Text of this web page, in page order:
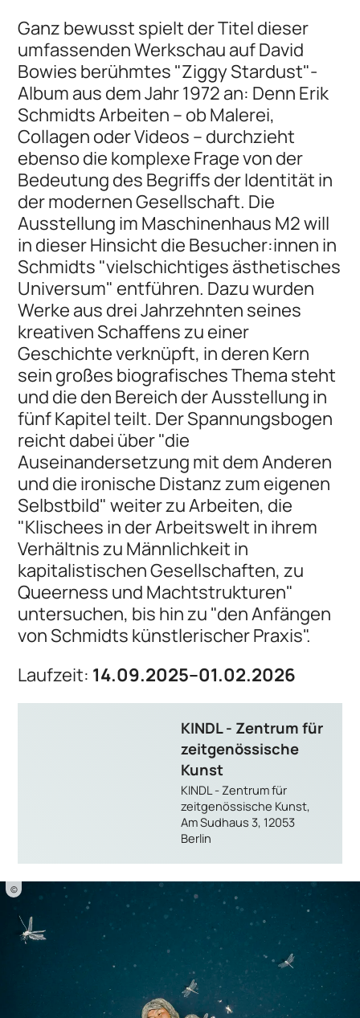
Ganz bewusst spielt der Titel dieser
umfassenden Werkschau auf David
Bowies berühmtes "Ziggy Stardust"-
Album aus dem Jahr 1972 an: Denn Erik
Schmidts Arbeiten – ob Malerei,
Collagen oder Videos – durchzieht
ebenso die komplexe Frage von der
Bedeutung des Begriffs der Identität in
der modernen Gesellschaft. Die
Ausstellung im Maschinenhaus M2 will
in dieser Hinsicht die Besucher:innen in
Schmidts "vielschichtiges ästhetisches
Universum" entführen. Dazu wurden
Werke aus drei Jahrzehnten seines
kreativen Schaffens zu einer
Geschichte verknüpft, in deren Kern
sein großes biografisches Thema steht
und die den Bereich der Ausstellung in
fünf Kapitel teilt. Der Spannungsbogen
reicht dabei über "die
Auseinandersetzung mit dem Anderen
und die ironische Distanz zum eigenen
Selbstbild" weiter zu Arbeiten, die
"Klischees in der Arbeitswelt in ihrem
Verhältnis zu Männlichkeit in
kapitalistischen Gesellschaften, zu
Queerness und Machtstrukturen"
untersuchen, bis hin zu "den Anfängen
von Schmidts künstlerischer Praxis".
Laufzeit: 14.09.2025–01.02.2026
KINDL - Zentrum für
zeitgenössische
Kunst
KINDL - Zentrum für
zeitgenössische Kunst,
Am Sudhaus 3, 12053
Berlin
©